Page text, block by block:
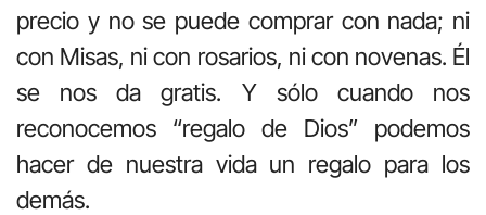
precio y no se puede comprar con nada; ni
con Misas, ni con rosarios, ni con novenas. Él
se nos da gratis. Y sólo cuando nos
reconocemos “regalo de Dios” podemos
hacer de nuestra vida un regalo para los
demás.